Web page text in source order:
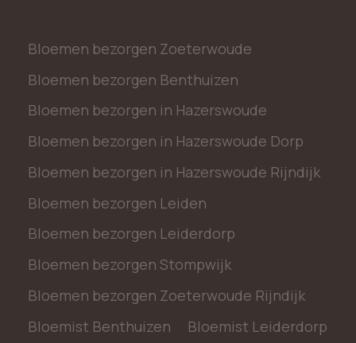
Bloemen bezorgen Zoeterwoude
Bloemen bezorgen Benthuizen
Bloemen bezorgen in Hazerswoude
Bloemen bezorgen in Hazerswoude Dorp
Bloemen bezorgen in Hazerswoude Rijndijk
Bloemen bezorgen Leiden
Bloemen bezorgen Leiderdorp
Bloemen bezorgen Stompwijk
Bloemen bezorgen Zoeterwoude Rijndijk
Bloemist Benthuizen
Bloemist Leiderdorp